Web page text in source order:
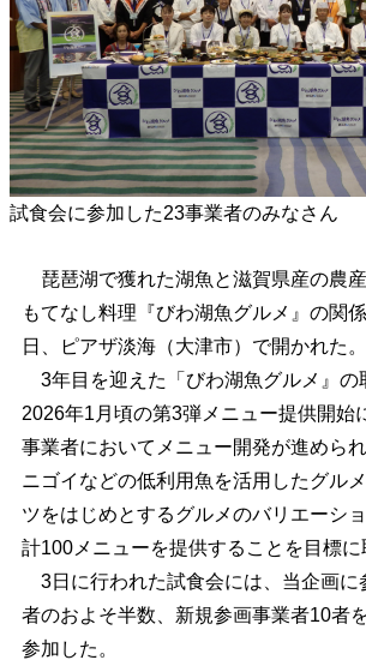
試食会に参加した23事業者のみなさん
琵琶湖で獲れた湖魚と滋賀県産の農
もてなし料理『びわ湖魚グルメ』の関
日、ピアザ淡海（大津市）で開かれた。
3年目を迎えた「びわ湖魚グルメ』の
2026年1月頃の第3弾メニュー提供開始
事業者においてメニュー開発が進めら
ニゴイなどの低利用魚を活用したグル
ツをはじめとするグルメのバリエーシ
計100メニューを提供することを目標に
3日に行われた試食会には、当企画に
者のおよそ半数、新規参画事業者10者
参加した。